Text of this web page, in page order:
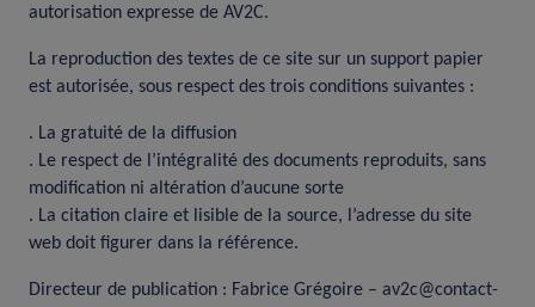
autorisation expresse de AV2C.
La reproduction des textes de ce site sur un support papier
est autorisée, sous respect des trois conditions suivantes :
. La gratuité de la diffusion
. Le respect de l’intégralité des documents reproduits, sans
modification ni altération d’aucune sorte
. La citation claire et lisible de la source, l’adresse du site
web doit figurer dans la référence.
Directeur de publication : Fabrice Grégoire – av2c@contact-